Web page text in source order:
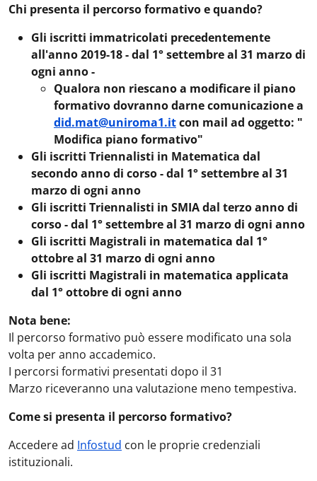
Chi presenta il percorso formativo e quando?
Gli iscritti immatricolati precedentemente
all'anno 2019-18 -dal 1° settembre al 31 marzo di
ogni anno -
Qualora non riescano a modificare il piano
formativo dovranno darne comunicazione a
did.mat@uniroma1.itcon mail ad oggetto: "
Modifica piano formativo"
Gli iscritti Triennalisti in Matematica dal
secondo anno di corso -dal 1° settembre al 31
marzo di ogni anno
Gli iscritti Triennalisti in SMIA dal terzo anno di
corso -dal 1° settembre al 31 marzo di ogni anno
Gli iscritti Magistrali in matematica dal 1°
ottobre al 31 marzo di ogni anno
Gli iscritti Magistrali in matematica applicata
dal 1° ottobre di ogni anno
Nota bene:
Il percorso formativo può essere modificato una sola
volta per anno accademico.
I percorsi formativi presentati dopo il 31
Marzo riceveranno una valutazione meno tempestiva.
Come si presenta il percorso formativo?
Accedere ad Infostud con le proprie credenziali
istituzionali.